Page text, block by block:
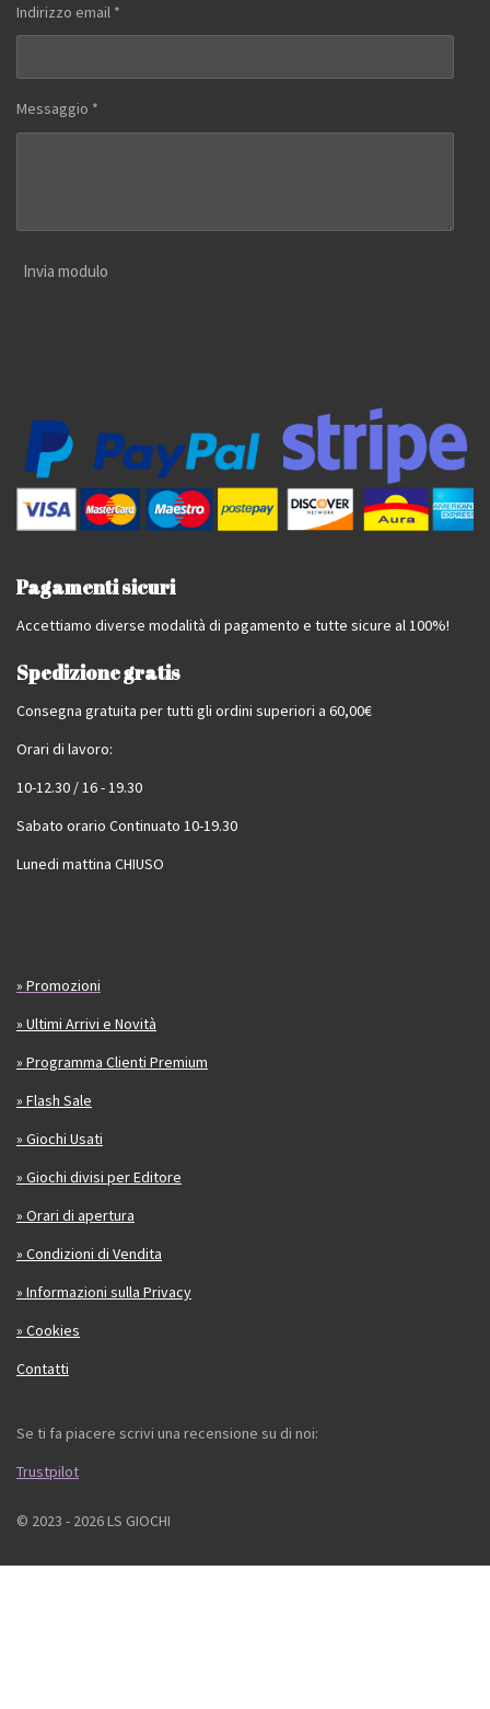
Indirizzo email *
Messaggio *
Invia modulo
Pagamenti sicuri
Accettiamo diverse modalità di pagamento e tutte sicure al 100%!
Spedizione gratis
Consegna gratuita per tutti gli ordini superiori a 60,00€
Orari di lavoro:
10-12.30 / 16 - 19.30
Sabato orario Continuato 10-19.30
Lunedi mattina CHIUSO
» Promozioni
» Ultimi Arrivi e Novità
» Programma Clienti Premium
» Flash Sale
» Giochi Usati
» Giochi divisi per Editore
» Orari di apertura
» Condizioni di Vendita
» Informazioni sulla Privacy
» Cookies
Contatti
Se ti fa piacere scrivi una recensione su di noi:
Trustpilot
© 2023 - 2026 LS GIOCHI